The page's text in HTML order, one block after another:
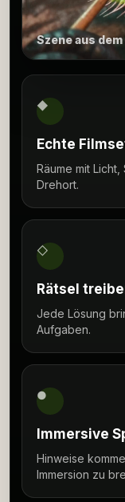
Szene aus
◆
Echte
Räume mit
Drehort.
◇
Rätsel
Jede Lösung
Aufgaben.
●
Immersive
Hinweise
Immersion zu